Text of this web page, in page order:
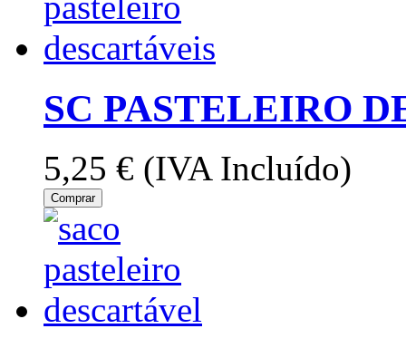
SC PASTELEIRO
5,25 € (IVA Incluído)
Comprar